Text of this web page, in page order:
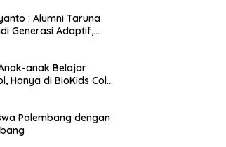
: Alumni Taruna
Generasi Adaptif,
anak Belajar
Hanya di BioKids Color
Palembang dengan